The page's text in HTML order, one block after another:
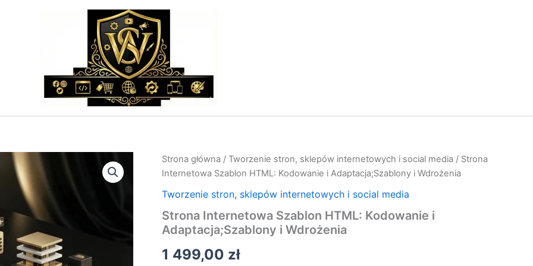
Strona główna / Tworzenie stron, sklepów internetowych i social media / Strona
Internetowa Szablon HTML: Kodowanie i Adaptacja;Szablony i Wdrożenia
Tworzenie stron, sklepów internetowych i social media
Strona Internetowa Szablon HTML: Kodowanie i
Adaptacja;Szablony i Wdrożenia
1 499,00 zł
ilość
Strona
Szablon
Kodowanie
i
Wdrożenia